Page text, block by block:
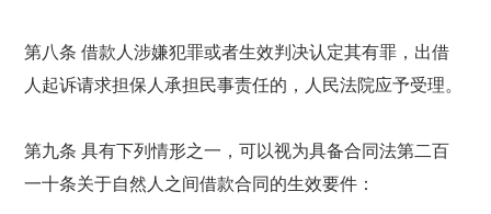
第八条 借款人涉嫌犯罪或者生效判决认定其有罪，出借
人起诉请求担保人承担民事责任的，人民法院应予受理。
第九条 具有下列情形之一，可以视为具备合同法第二百
一十条关于自然人之间借款合同的生效要件：